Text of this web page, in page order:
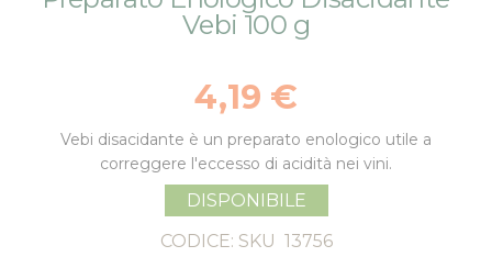
Vebi 100 g
4,19 €
Vebi disacidante è un preparato enologico utile a
correggere l'eccesso di acidità nei vini.
DISPONIBILE
CODICE: SKU 13756